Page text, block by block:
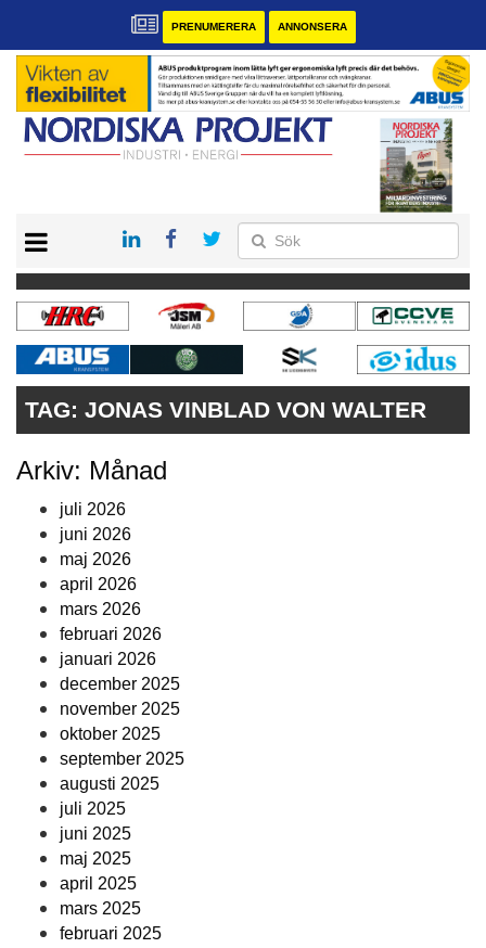
PRENUMERERA ANNONSERA
KONTAKT
VÅRA ANDRA MAGASIN
PRENUMERERA
ANNONSERA
TAG: JONAS VINBLAD VON WALTER
Arkiv: Månad
juli 2026
juni 2026
maj 2026
april 2026
mars 2026
februari 2026
januari 2026
december 2025
november 2025
oktober 2025
september 2025
augusti 2025
juli 2025
juni 2025
maj 2025
april 2025
mars 2025
februari 2025